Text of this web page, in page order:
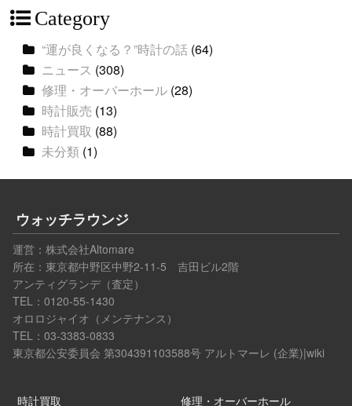
Category
“運が良くなる？”時計の話 (64)
ニュース (308)
修理・オーバーホール (28)
時計販売 (13)
時計買取 (88)
未分類 (1)
ウォッチラウンジ
運営： 株式会社Altomare
所在：東京都中野区中野2-11-5 吉田ビル2階
アンティグランデ（査定）
TEL：0120-55-1430
オロロジャイオ（メンテナンス）
TEL：03-3383-0833
東京都公安委員会 第304391103588号 アルトマーレ (企業)|wiki
時計買取 修理・オーバーホール